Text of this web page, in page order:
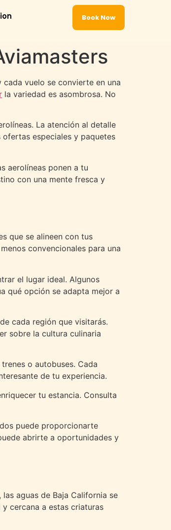
Book Now
vuelo se convierte en una
la variedad es asombrosa. No
La atención al detalle
especiales y paquetes
aerolíneas ponen a tu
con una mente fresca y
que se alineen con tus
convencionales para una
el lugar ideal. Algunos
qué opción se adapta mejor a
cada región que visitarás.
sobre la cultura culinaria
o autobuses. Cada
de tu experiencia.
tu estancia. Consulta
puede proporcionarte
abrirte a oportunidades y
aguas de Baja California se
cercana a estas criaturas